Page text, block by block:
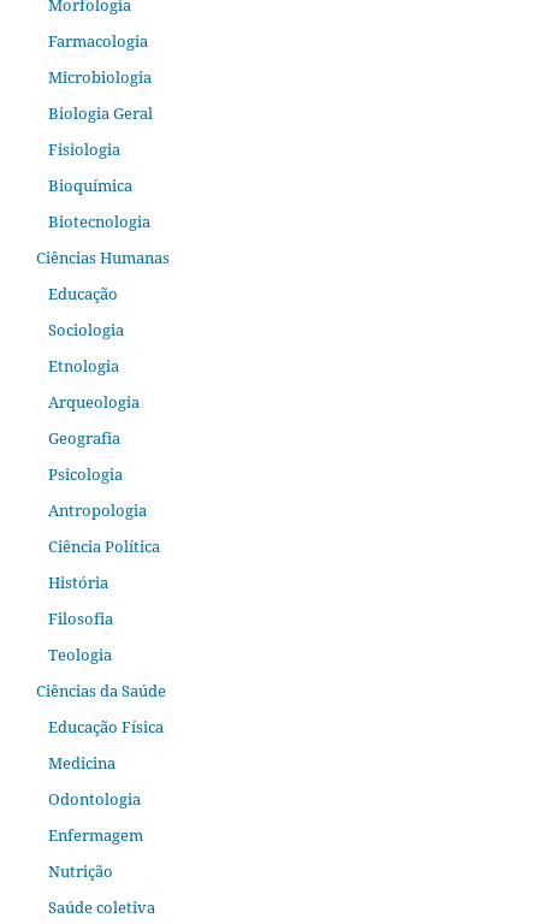
Morfologia
Farmacologia
Microbiologia
Biologia Geral
Fisiologia
Bioquímica
Biotecnologia
Ciências Humanas
Educação
Sociologia
Etnologia
Arqueologia
Geografia
Psicologia
Antropologia
Ciência Política
História
Filosofia
Teologia
Ciências da Saúde
Educação Física
Medicina
Odontologia
Enfermagem
Nutrição
Saúde coletiva